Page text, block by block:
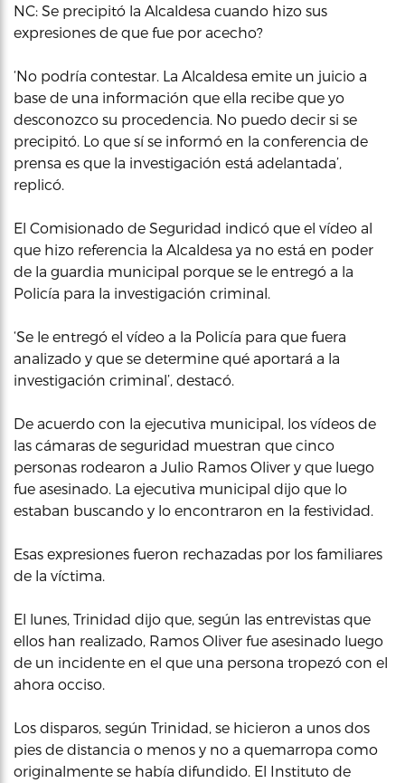
NC: Se precipitó la Alcaldesa cuando hizo sus
expresiones de que fue por acecho?
‘No podría contestar. La Alcaldesa emite un juicio a
base de una información que ella recibe que yo
desconozco su procedencia. No puedo decir si se
precipitó. Lo que sí se informó en la conferencia de
prensa es que la investigación está adelantada’,
replicó.
El Comisionado de Seguridad indicó que el vídeo al
que hizo referencia la Alcaldesa ya no está en poder
de la guardia municipal porque se le entregó a la
Policía para la investigación criminal.
‘Se le entregó el vídeo a la Policía para que fuera
analizado y que se determine qué aportará a la
investigación criminal’, destacó.
De acuerdo con la ejecutiva municipal, los vídeos de
las cámaras de seguridad muestran que cinco
personas rodearon a Julio Ramos Oliver y que luego
fue asesinado. La ejecutiva municipal dijo que lo
estaban buscando y lo encontraron en la festividad.
Esas expresiones fueron rechazadas por los familiares
de la víctima.
El lunes, Trinidad dijo que, según las entrevistas que
ellos han realizado, Ramos Oliver fue asesinado luego
de un incidente en el que una persona tropezó con el
ahora occiso.
Los disparos, según Trinidad, se hicieron a unos dos
pies de distancia o menos y no a quemarropa como
originalmente se había difundido. El Instituto de